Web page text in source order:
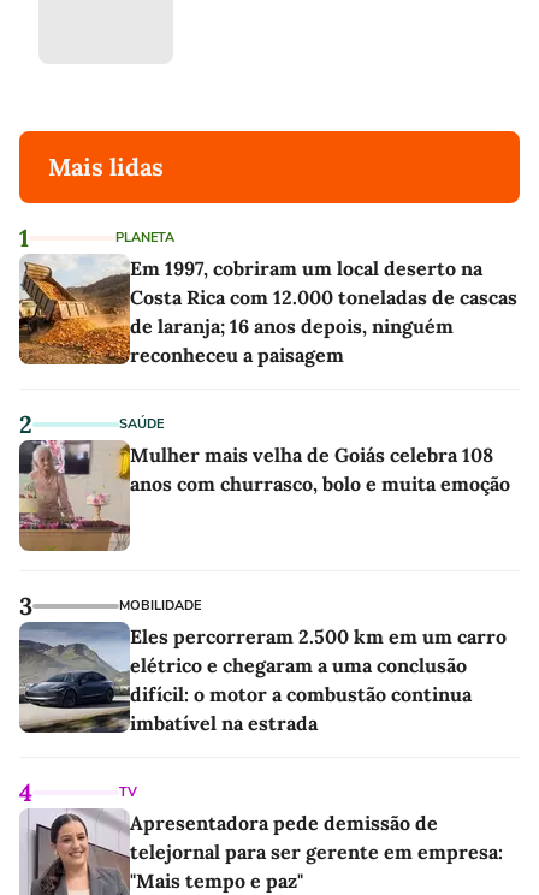
Mais lidas
1 PLANETA
Em 1997, cobriram um local deserto na
Costa Rica com 12.000 toneladas de cascas
de laranja; 16 anos depois, ninguém
reconheceu a paisagem
2 SAÚDE
Mulher mais velha de Goiás celebra 108
anos com churrasco, bolo e muita emoção
3 MOBILIDADE
Eles percorreram 2.500 km em um carro
elétrico e chegaram a uma conclusão
difícil: o motor a combustão continua
imbatível na estrada
4 TV
Apresentadora pede demissão de
telejornal para ser gerente em empresa:
"Mais tempo e paz"